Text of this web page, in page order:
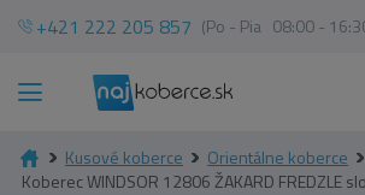
+421 222 205 857 (Po - Pia 08:00 -
Kusové koberce
Orientálne koberce
Koberec WINDSOR 12806 ŽAKARD FREDZLE